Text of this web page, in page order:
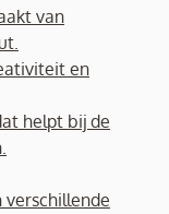
van
en
helpt bij de